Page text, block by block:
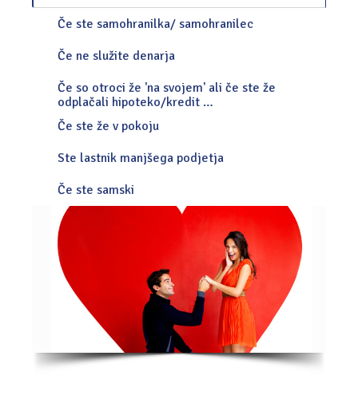
Če ste samohranilka/ samohranilec
Če ne služite denarja
Če so otroci že 'na svojem' ali če ste že
odplačali hipoteko/kredit …
Če ste že v pokoju
Ste lastnik manjšega podjetja
Če ste samski